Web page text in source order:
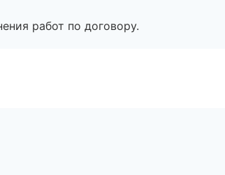
работ по договору.